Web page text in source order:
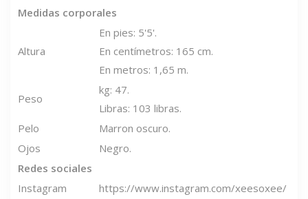
Medidas corporales
Altura
En pies: 5'5'.
En centímetros: 165 cm.
En metros: 1,65 m.
Peso
kg: 47.
Libras: 103 libras.
Pelo
Marron oscuro.
Ojos
Negro.
Redes sociales
Instagram
https://www.instagram.com/xeesoxee/